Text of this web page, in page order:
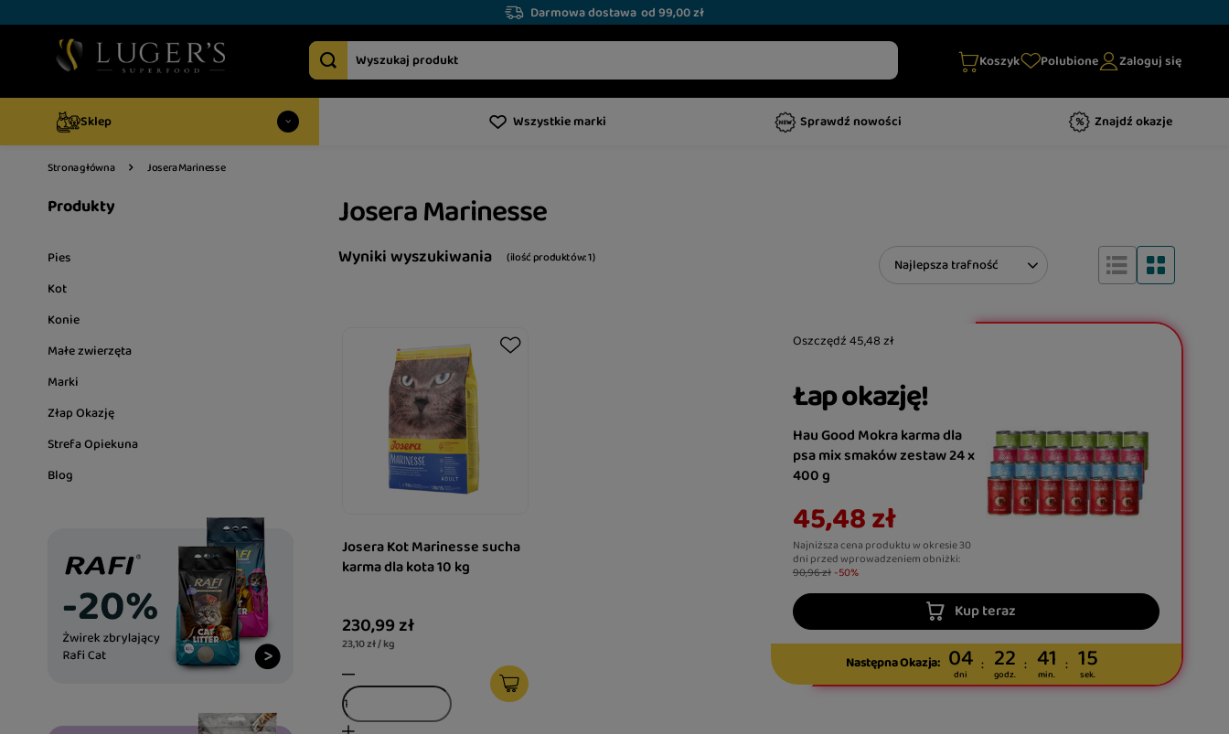
Darmowa dostawa od 99,00 zł
Koszyk Polubione Zaloguj się
Sklep Wszystkie marki Sprawdź nowości Znajdź okazje
Strona główna Josera Marinesse
Produkty
Pies
Kot
Konie
Małe zwierzęta
Marki
Złap Okazję
Strefa Opiekuna
Blog
Josera Marinesse
Wyniki wyszukiwania ( ilość produktów:1) Zmień sortowanie
Najlepsza trafność
Josera Kot Marinesse sucha
karma dla kota 10 kg
230,99 zł
23,10 zł / kg
Oszczędź45,48 zł
Łap okazję!
Hau Good Mokra karma dla
psa mix smaków zestaw 24 x
400 g
45,48 zł
Najniższa cena produktu w okresie 30
dni przed wprowadzeniem obniżki:
90,96 zł -50%
Kup teraz
Następna Okazja:
dni
04 godz.
22 min.
41 sek.
14